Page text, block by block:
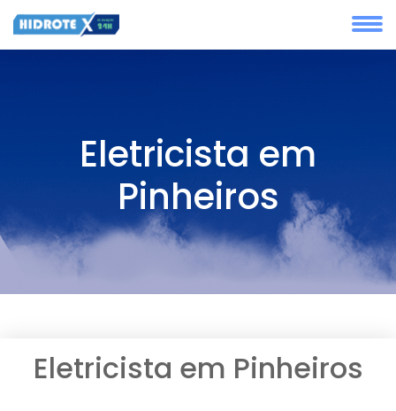
Eletricista em
Pinheiros
Eletricista em Pinheiros